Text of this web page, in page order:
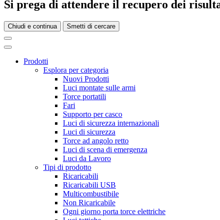
Si prega di attendere il recupero dei
Chiudi e continua Smetti di cercare
Prodotti
Esplora per categoria
Nuovi Prodotti
Luci montate sulle armi
Torce portatili
Fari
Supporto per casco
Luci di sicurezza internazionali
Luci di sicurezza
Torce ad angolo retto
Luci di scena di emergenza
Luci da Lavoro
Tipi di prodotto
Ricaricabili
Ricaricabili USB
Multicombustibile
Non Ricaricabile
Ogni giorno porta torce elettriche